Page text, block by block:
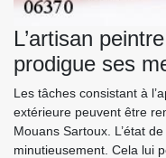
L’artisan
prodigue ses
Les tâches consistant à
extérieure peuvent être
Mouans Sartoux. L’état
minutieusement. Cela lui